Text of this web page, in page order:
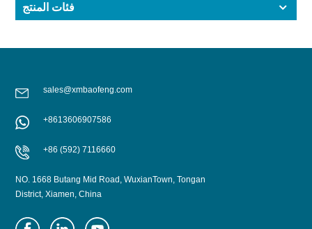
فئات المنتج
sales@xmbaofeng.com
+8613606907586
+86 (592) 7116660
NO. 1668 Butang Mid Road, WuxianTown, Tongan
District, Xiamen, China